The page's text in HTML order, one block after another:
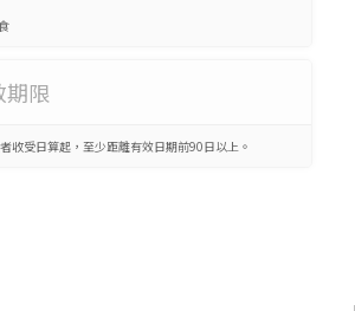
期限
收受日算起，至少距離有效日期前90日以上。